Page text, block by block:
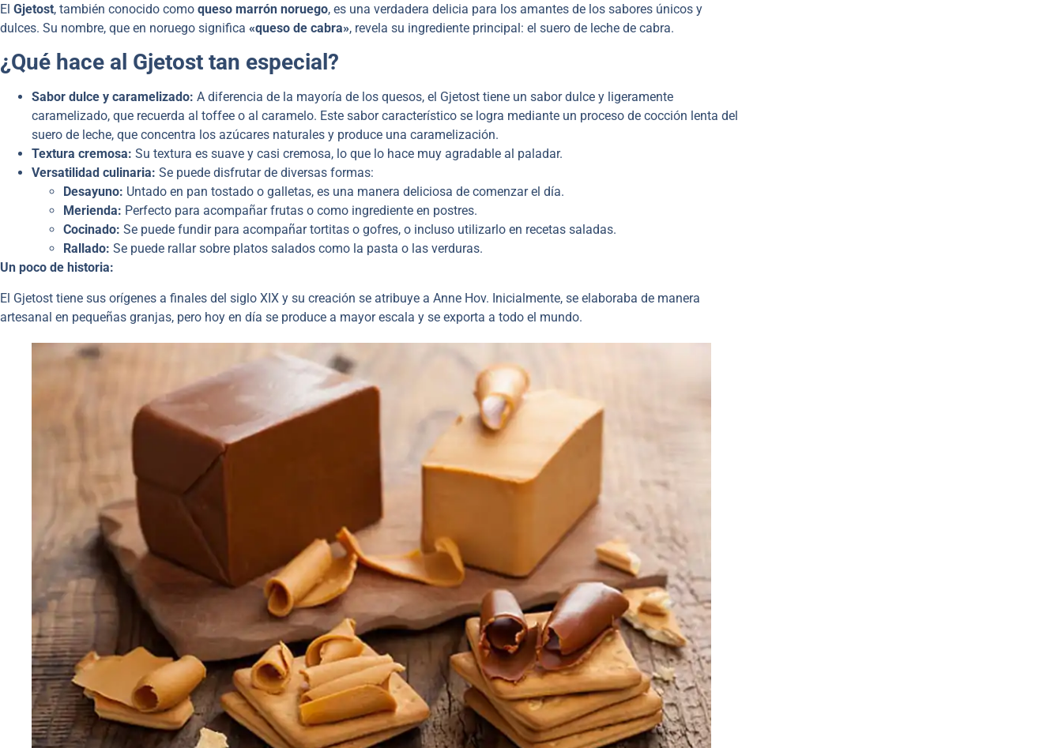
El Gjetost, también conocido como queso marrón noruego, es una verdadera delicia para los amantes de los sabores únicos y
dulces. Su nombre, que en noruego significa «queso de cabra», revela su ingrediente principal: el suero de leche de cabra.
¿Qué hace al Gjetost tan especial?
Sabor dulce y caramelizado: A diferencia de la mayoría de los quesos, el Gjetost tiene un sabor dulce y ligeramente
caramelizado, que recuerda al toffee o al caramelo. Este sabor característico se logra mediante un proceso de cocción lenta del
suero de leche, que concentra los azúcares naturales y produce una caramelización.
Textura cremosa: Su textura es suave y casi cremosa, lo que lo hace muy agradable al paladar.
Versatilidad culinaria: Se puede disfrutar de diversas formas:
Desayuno: Untado en pan tostado o galletas, es una manera deliciosa de comenzar el día.
Merienda: Perfecto para acompañar frutas o como ingrediente en postres.
Cocinado: Se puede fundir para acompañar tortitas o gofres, o incluso utilizarlo en recetas saladas.
Rallado: Se puede rallar sobre platos salados como la pasta o las verduras.
Un poco de historia:
El Gjetost tiene sus orígenes a finales del siglo XIX y su creación se atribuye a Anne Hov. Inicialmente, se elaboraba de manera
artesanal en pequeñas granjas, pero hoy en día se produce a mayor escala y se exporta a todo el mundo.